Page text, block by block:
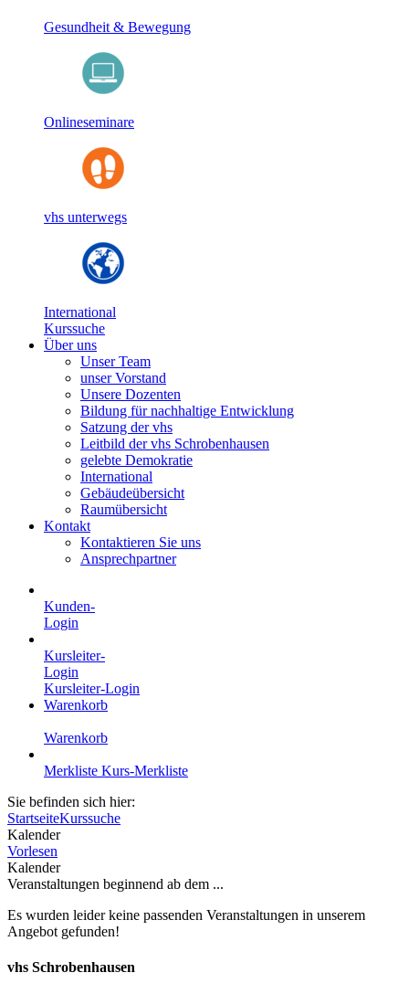
Gesundheit & Bewegung
Onlineseminare
vhs unterwegs
International
Kurssuche
Über uns
Unser Team
unser Vorstand
Unsere Dozenten
Bildung für nachhaltige Entwicklung
Satzung der vhs
Leitbild der vhs Schrobenhausen
gelebte Demokratie
International
Gebäudeübersicht
Raumübersicht
Kontakt
Kontaktieren Sie uns
Ansprechpartner
Kunden-
Login
Kursleiter-
Login
Kursleiter-Login
Warenkorb
Warenkorb
Merkliste Kurs-Merkliste
Sie befinden sich hier:
StartseiteKurssuche
Kalender
Vorlesen
Kalender
Veranstaltungen beginnend ab dem ...
Es wurden leider keine passenden Veranstaltungen in unserem
Angebot gefunden!
vhs Schrobenhausen